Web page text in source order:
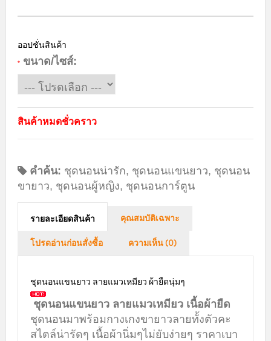
ออปชั่นสินค้า
* ขนาด/ไซส์:
สินค้าหมดชั่วคราว
คำค้น: ชุดนอนน่ารัก, ชุดนอนแขนยาว, ชุดนอน
ขายาว, ชุดนอนผู้หญิง, ชุดนอนการ์ตูน
รายละเอียดสินค้า คุณสมบัติเฉพาะ
โปรดอ่านก่อนสั่งซื้อ ความเห็น (0)
ชุดนอนแขนยาว ลายแมวเหมียว ผ้ายืดนุ่มๆ
ชุดนอนแขนยาว ลายแมวเหมียว เนื้อผ้ายืด
ชุดนอนมาพร้อมกางเกงขายาวลายทั้งตัวคะ
สไตล์น่ารัดๆ เนื้อผ้านิ่มๆไม่ยับง่ายๆ ราคาเบา